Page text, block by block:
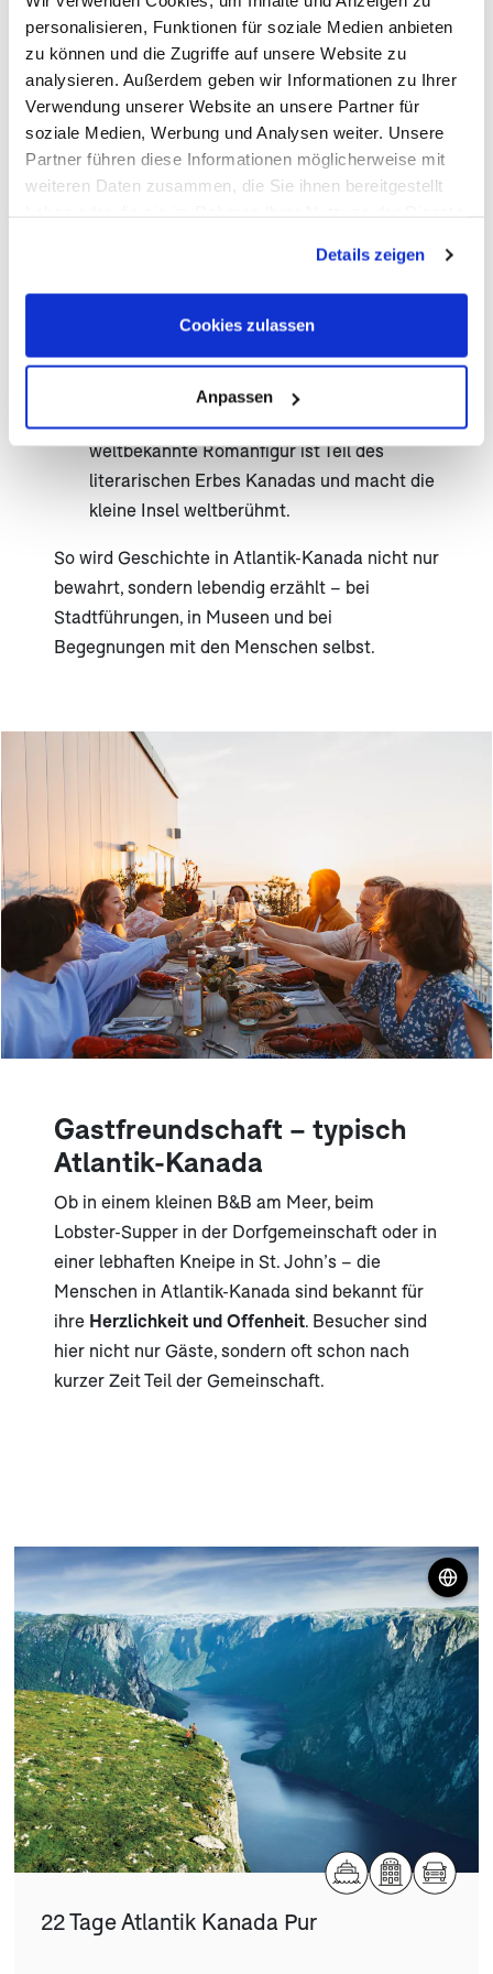
personalisieren, Funktionen für soziale Medien anbieten
zu können und die Zugriffe auf unsere Website zu
analysieren. Außerdem geben wir Informationen zu Ihrer
Verwendung unserer Website an unsere Partner für
soziale Medien, Werbung und Analysen weiter. Unsere
Partner führen diese Informationen möglicherweise mit
weiteren Daten zusammen, die Sie ihnen bereitgestellt
Cookies, wenn Sie unsere Webseite weiterhin nutzen.
Details zeigen
Cookies zulassen
Anpassen
Einwanderung:Das Canadian Museum of
Immigration in Halifax (Pier 21) erzählt von
Millionen Menschen, die hier nach
Nordamerika kamen.
Akadier:
Französische Siedler prägen bis
UNESCO-Welterbe.
weltbekannte Romanfigur ist Teil des
literarischen Erbes Kanadas und macht die
kleine Insel weltberühmt.
So wird Geschichte in Atlantik-Kanada nicht nur
bewahrt, sondern lebendig erzählt – bei
Stadtführungen, in Museen und bei
Begegnungen mit den Menschen selbst.
Gastfreundschaft – typisch
Atlantik-Kanada
Ob in einem kleinen B&B am Meer, beim
Lobster-Supper in der Dorfgemeinschaft oder in
einer lebhaften Kneipe in St. John’s – die
Menschen in Atlantik-Kanada sind bekannt für
ihre Herzlichkeit und Offenheit. Besucher sind
hier nicht nur Gäste, sondern oft schon nach
kurzer Zeit Teil der Gemeinschaft.
22 Tage Atlantik Kanada Pur